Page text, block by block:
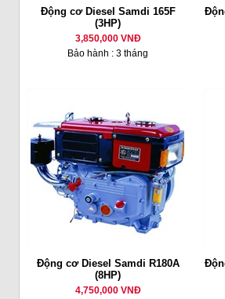
Động cơ Diesel Samdi 165F
(3HP)
3,850,000 VNĐ
Bảo hành : 3 tháng
Động cơ Diesel Samdi R180A
(8HP)
4,750,000 VNĐ